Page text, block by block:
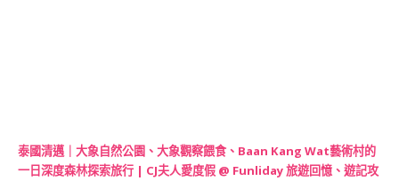
泰國清邁｜大象自然公園、大象觀察餵食、Baan Kang Wat藝術村的
一日深度森林探索旅行 | CJ夫人愛度假 @ Funliday 旅遊回憶、遊記攻